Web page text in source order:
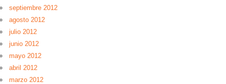
septiembre 2012
agosto 2012
julio 2012
junio 2012
mayo 2012
abril 2012
marzo 2012